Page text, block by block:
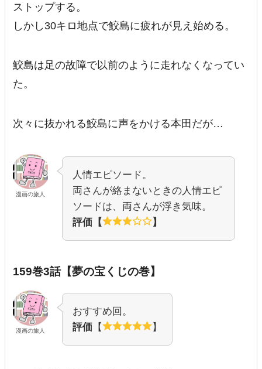
ストップする。
しかし30キロ地点で鮫島に疲れが見え始める。
鮫島は足の故障で以前のように走れなくなってい
た。
次々に抜かれる鮫島に声をかける本田だが…
漫画の旅人
人情エピソード。
両さんが絡まないときの人情エピ
ソードは、両さんが浮き気味。
評価【
】
159巻3話【夢の宝くじの巻】
漫画の旅人
おすすめ回。
評価 【 】